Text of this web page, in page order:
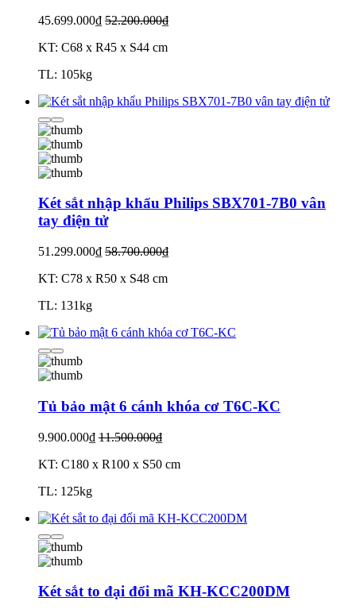
45.699.000₫ 52.200.000₫
KT: C68 x R45 x S44 cm
TL: 105kg
Két sắt nhập khẩu Philips SBX701-7B0 vân
tay điện tử
51.299.000₫ 58.700.000₫
KT: C78 x R50 x S48 cm
TL: 131kg
Tủ bảo mật 6 cánh khóa cơ T6C-KC
9.900.000₫ 11.500.000₫
KT: C180 x R100 x S50 cm
TL: 125kg
Két sắt to đại đổi mã KH-KCC200DM